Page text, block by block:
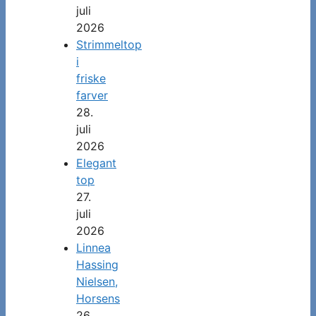
juli
2026
Strimmeltop
i
friske
farver
28.
juli
2026
Elegant
top
27.
juli
2026
Linnea
Hassing
Nielsen,
Horsens